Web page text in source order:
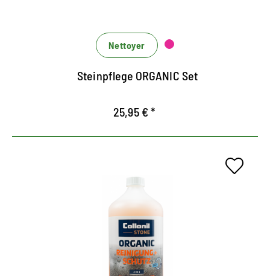
Innen- und Außenbereich
frischt Steinflächen auf und bietet hocheffektiven
Langzeitschutz
Nettoyer
Steinpflege ORGANIC Set
25,95 € *
2 in 1 Universalreinigung und
Schutz für alle Natur- und
Kunststeinarten